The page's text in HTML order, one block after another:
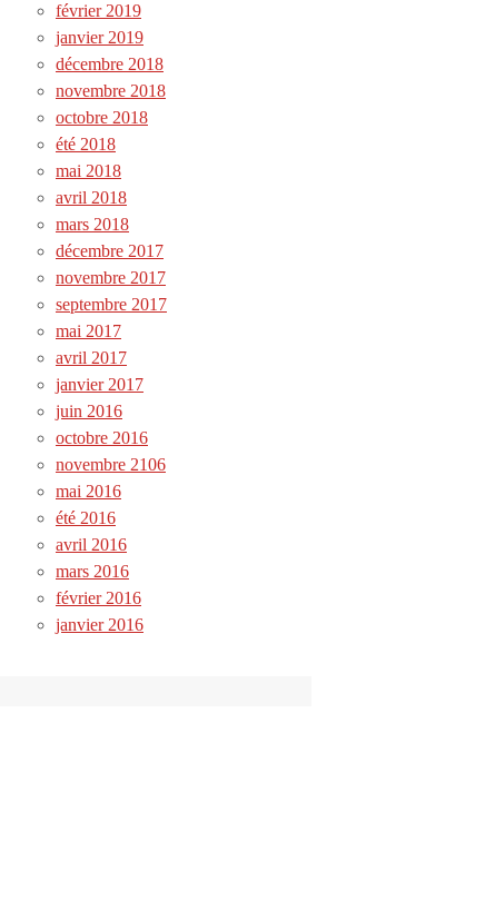
février 2019
janvier 2019
décembre 2018
novembre 2018
octobre 2018
été 2018
mai 2018
avril 2018
mars 2018
décembre 2017
novembre 2017
septembre 2017
mai 2017
avril 2017
janvier 2017
juin 2016
octobre 2016
novembre 2106
mai 2016
été 2016
avril 2016
mars 2016
février 2016
janvier 2016